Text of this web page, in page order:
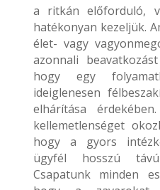
a ritkán előforduló,
hatékonyan kezeljük.
élet- vagy
azonnali
hogy egy
ideiglenesen
elhárítása
kellemetlenséget
hogy a gyors
ügyfél hosszú
Csapatunk minden